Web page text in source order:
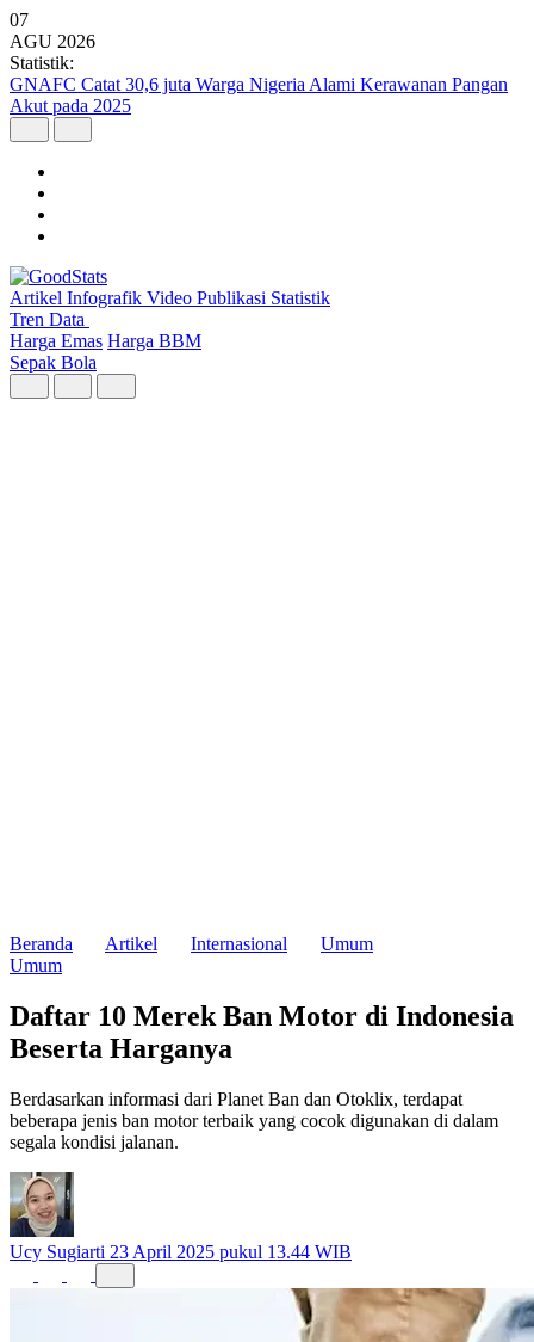
07
AGU 2026
Statistik:
Kunjungan Wisatawan Mancanegara Tembus 7 Juta per Semester I
2026
Artikel Infografik Video Publikasi Statistik
Tren Data
Harga Emas Harga BBM
Sepak Bola
Beranda Artikel Internasional
Umum
Umum
Daftar 10 Merek Ban Motor di Indonesia
Beserta Harganya
Berdasarkan informasi dari Planet Ban dan Otoklix, terdapat
beberapa jenis ban motor terbaik yang cocok digunakan di dalam
segala kondisi jalanan.
Ucy Sugiarti 23 April 2025 pukul 13.44 WIB